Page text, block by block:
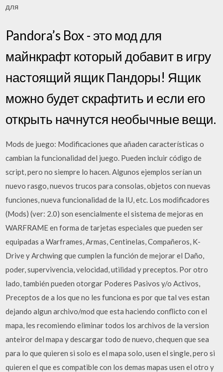
для
Pandora’s Box - это мод для
майнкрафт который добавит в игру
настоящий ящик Пандоры! Ящик
можно будет скрафтить и если его
открыть начнутся необычные вещи.
Mods de juego: Modificaciones que añaden características o
cambian la funcionalidad del juego. Pueden incluir código de
script, pero no siempre lo hacen. Algunos ejemplos serían un
nuevo rasgo, nuevos trucos para consolas, objetos con nuevas
funciones, nueva funcionalidad de la IU, etc. Los modificadores
(Mods) (ver: 2.0) son esencialmente el sistema de mejoras en
WARFRAME en forma de tarjetas especiales que pueden ser
equipadas a Warframes, Armas, Centinelas, Compañeros, K-
Drive y Archwing que cumplen la función de mejorar el Daño,
poder, supervivencia, velocidad, utilidad y preceptos. Por otro
lado, también pueden otorgar Poderes Pasivos y/o Activos,
Preceptos de a los que no les funciona es por que tal ves estan
dejando algun archivo/mod que esta haciendo conflicto con el
mapa, les recomiendo eliminar todos los archivos de la version
anteiror del mapa y descargar todo de nuevo, chequen que sea
para lo que quieren si solo es el mapa solo, usen el single, pero si
quieren el que es compatible con los demas mapas usen el otro y